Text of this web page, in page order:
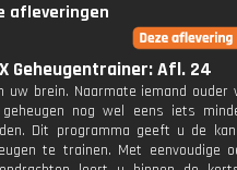
afleveringen
Geheugentrainer: Afl. 24
uw brein. Naarmate iemand ouder
nog wel eens iets
Dit programma geeft u de
te trainen. Met eenvoudige